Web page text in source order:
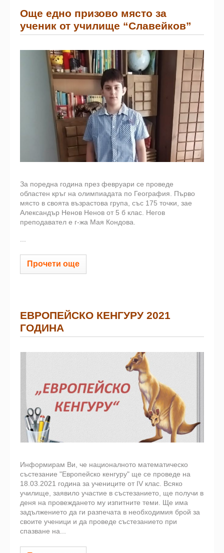
Още едно призово място за
ученик от училище “Славейков”
За поредна година през февруари се проведе
областен кръг на олимпиадата по География. Първо
място в своята възрастова група, със 175 точки, зае
Александър Ненов Ненов от 5 б клас. Негов
преподавател е г-жа Мая Кондова.
Прочети още
ЕВРОПЕЙСКО КЕНГУРУ 2021
ГОДИНА
Информирам Ви, че националното математическо
състезание "Европейско кенгуру" ще се проведе на
18.03.2021 година за учениците от IV клас. Всяко
училище, заявило участие в състезанието, ще получи в
деня на провеждането му изпитните теми. Ще има
задължението да ги разпечата в необходимия брой за
своите ученици и да проведе състезанието при
спазване на...